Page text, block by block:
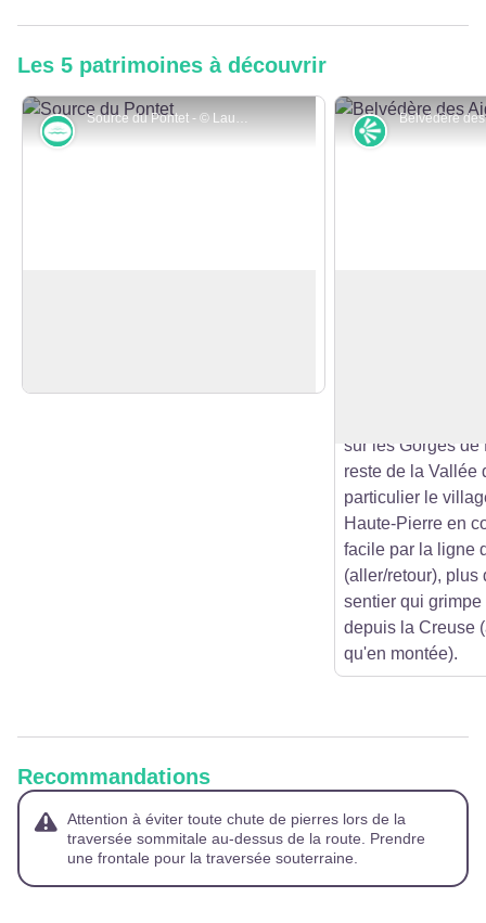
Les 5 patrimoines à découvrir
Source du Pontet - © Laurent Cheviet
Rivières et zones humides Point de vue
sur les Gorges
reste de la Vallée
particulier le
Haute-Pierre en
facile par la ligne
(aller/retour), plus
sentier qui
depuis la Creuse
qu'en montée).
Recommandations
Attention à éviter toute chute de pierres lors de la
traversée sommitale au-dessus de la route. Prendre
une frontale pour la traversée souterraine.